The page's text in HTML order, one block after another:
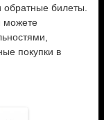
билеты.
можете
покупки в